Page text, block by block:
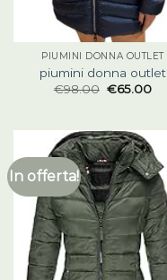
PIUMINI DONNA OUTLET
piumini donna outlet
€98.00 €65.00
In offerta!